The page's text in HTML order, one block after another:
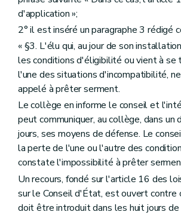
d'application »;
2° il est inséré un paragraphe 3 rédigé
« §3. L'élu qui, au jour de son
les conditions d'éligibilité ou vient à se
l'une des situations d'incompatibilité,
appelé à prêter serment.
Le collège en informe le conseil et
peut communiquer, au collège, dans un
jours, ses moyens de défense. Le
la perte de l'une ou l'autre des
constate l'impossibilité à prêter
Un recours, fondé sur l'article 16 des
sur le Conseil d'État, est ouvert contre
doit être introduit dans les huit jours de